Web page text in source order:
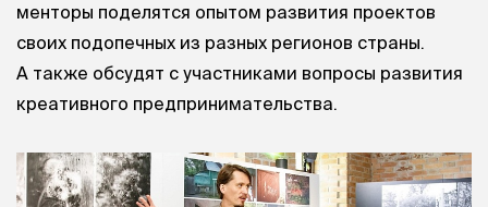
менторы поделятся опытом развития проектов
своих подопечных из разных регионов страны.
А также обсудят с участниками вопросы развития
креативного предпринимательства.